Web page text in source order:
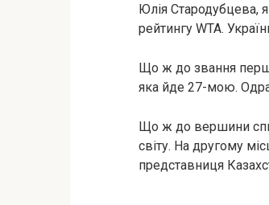
Юлія Стародубцева,
рейтингу WTA.
Що ж до звання
яка йде 27-мою.
Що ж до вершини
світу. На другому
представниця